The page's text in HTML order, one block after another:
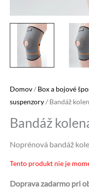
Domov/ Box a bojové
suspenzory/ Bandáž
Bandáž
Noprénová bandáž
Tento produkt nie je
Alternative:
Doprava zadarmo pri